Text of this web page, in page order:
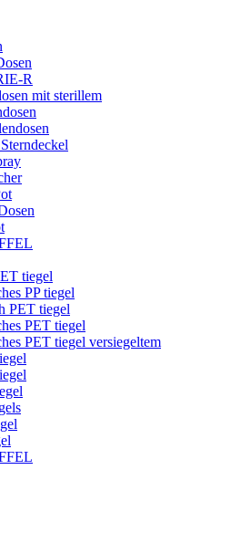
R
mit sterillem
tiegel
PP tiegel
PET tiegel
PET tiegel
PET tiegel versiegeltem